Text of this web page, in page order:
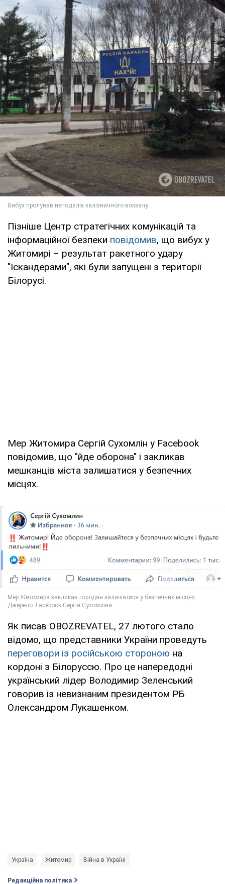
Пізніше Центр стратегічних комунікацій та
інформаційної безпеки повідомив, що вибух у
Житомирі – результат ракетного удару
"Іскандерами", які були запущені з території
Білорусі.
Мер Житомира Сергій Сухомлін у Facebook
повідомив, що "йде оборона" і закликав
мешканців міста залишатися у безпечних
місцях.
Як писав OBOZREVATEL, 27 лютого стало
відомо, що представники України проведуть
переговори із російською стороною на
кордоні з Білоруссю. Про це напередодні
український лідер Володимир Зеленський
говорив із невизнаним президентом РБ
Олександром Лукашенком.
Україна Житомир Війна в Україні
Редакційна політика